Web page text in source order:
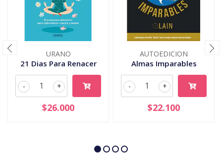
URANO
21 Dias Para Renacer
+
-
$26.000
AUTOEDICION
Almas Imparables
+
-
$22.100